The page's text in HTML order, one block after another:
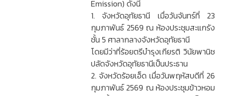
Emission) ดังนี้
1. จังหวัดอุทัยธานี เมื่อวันจันทร์ที่ 23
กุมภาพันธ์ 2569 ณ ห้องประชุมสะแกรัง
ชั้น 5 ศาลากลางจังหวัดอุทัยธานี
โดยมีว่าที่ร้อยตรีบำรุงเกียรติ วินัยพานิช
ปลัดจังหวัดอุทัยธานีเป็นประธาน
2. จังหวัดร้อยเอ็ด เมื่อวันพฤหัสบดีที่ 26
กุมภาพันธ์ 2569 ณ ห้องประชุมข้าวหอม